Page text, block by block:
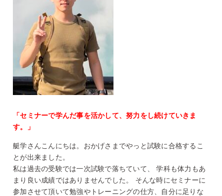
「セミナーで学んだ事を活かして、努力をし続けていきま
す。」
艇学さんこんにちは。おかげさまでやっと試験に合格するこ
とが出来ました。
私は過去の受験では一次試験で落ちていて、 学科も体力もあ
まり良い成績ではありませんでした。 そんな時にセミナーに
参加させて頂いて勉強やトレーニングの仕方、自分に足りな